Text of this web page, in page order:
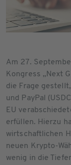
Am 27.
Kongress „Next
die Frage
und PayPal
EU
erfüllen. Hierzu
wirtschaftlichen
neuen Krypto-
wenig in die